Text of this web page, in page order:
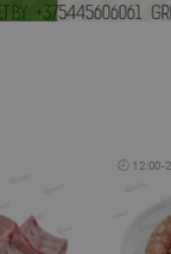
🕘 12:00-